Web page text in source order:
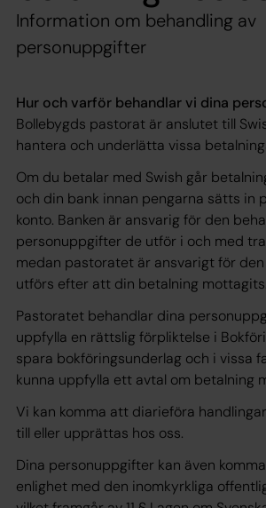
Information om behandling av
personuppgifter
Hur och varför behandlar vi dina
Bollebygds pastorat är anslutet till
hantera och underlätta vissa
Om du betalar med Swish går
och din bank innan pengarna sätts in
konto. Banken är ansvarig för den
personuppgifter de utför i och med
medan pastoratet är ansvarigt för
utförs efter att din betalning mottagits.
Pastoratet behandlar dina
uppfylla en rättslig förpliktelse i
spara bokföringsunderlag och i vissa
kunna uppfylla ett avtal om betalning
Vi kan komma att diarieföra
till eller upprättas hos oss.
Dina personuppgifter kan även
enlighet med den inomkyrkliga